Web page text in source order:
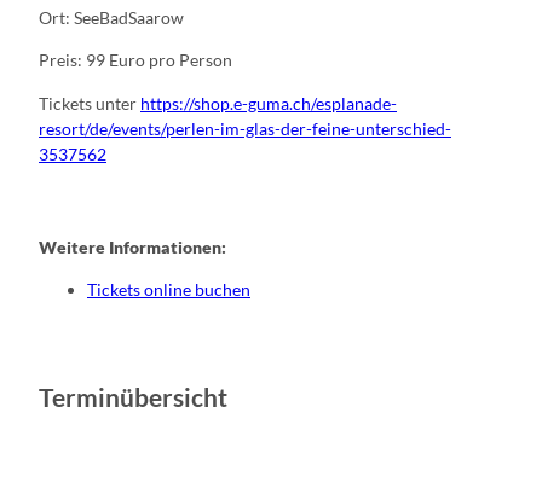
Ort: SeeBadSaarow
Preis: 99 Euro pro Person
Tickets unter https://shop.e-guma.ch/esplanade-
resort/de/events/perlen-im-glas-der-feine-unterschied-
3537562
Weitere Informationen:
Tickets online buchen
Terminübersicht